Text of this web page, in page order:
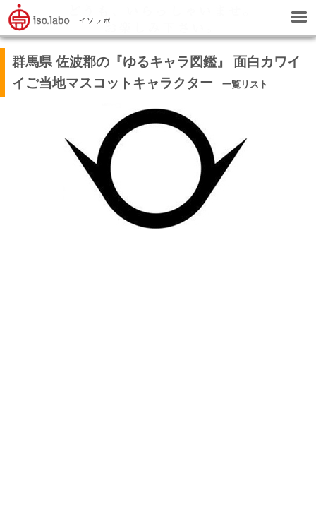
群馬県 佐波郡の『ゆるキャラ図鑑』 面白カワイ
イご当地マスコットキャラクター
一覧リスト